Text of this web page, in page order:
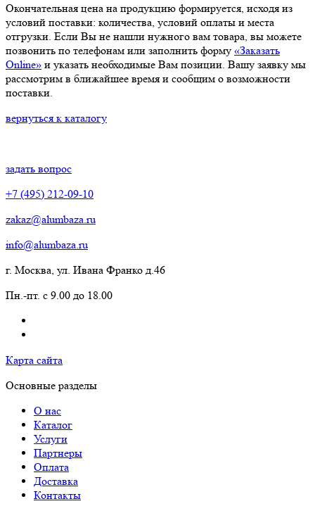
Окончательная цена на продукцию формируется, исходя из
условий поставки: количества, условий оплаты и места
отгрузки. Если Вы не нашли нужного вам товара, вы можете
позвонить по телефонам или заполнить форму «Заказать
Online» и указать необходимые Вам позиции. Вашу заявку мы
рассмотрим в ближайшее время и сообщим о возможности
поставки.
вернуться к каталогу
задать вопрос
+7 (495) 212-09-10
zakaz@alumbaza.ru
info@alumbaza.ru
г. Москва, ул. Ивана Франко д.46
Пн.-пт. с 9.00 до 18.00
Карта сайта
Основные разделы
О нас
Каталог
Услуги
Партнеры
Оплата
Доставка
Контакты